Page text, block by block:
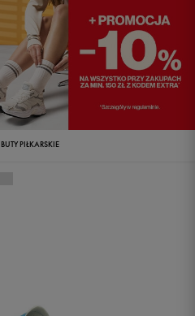
BUTY PIŁKARSKIE